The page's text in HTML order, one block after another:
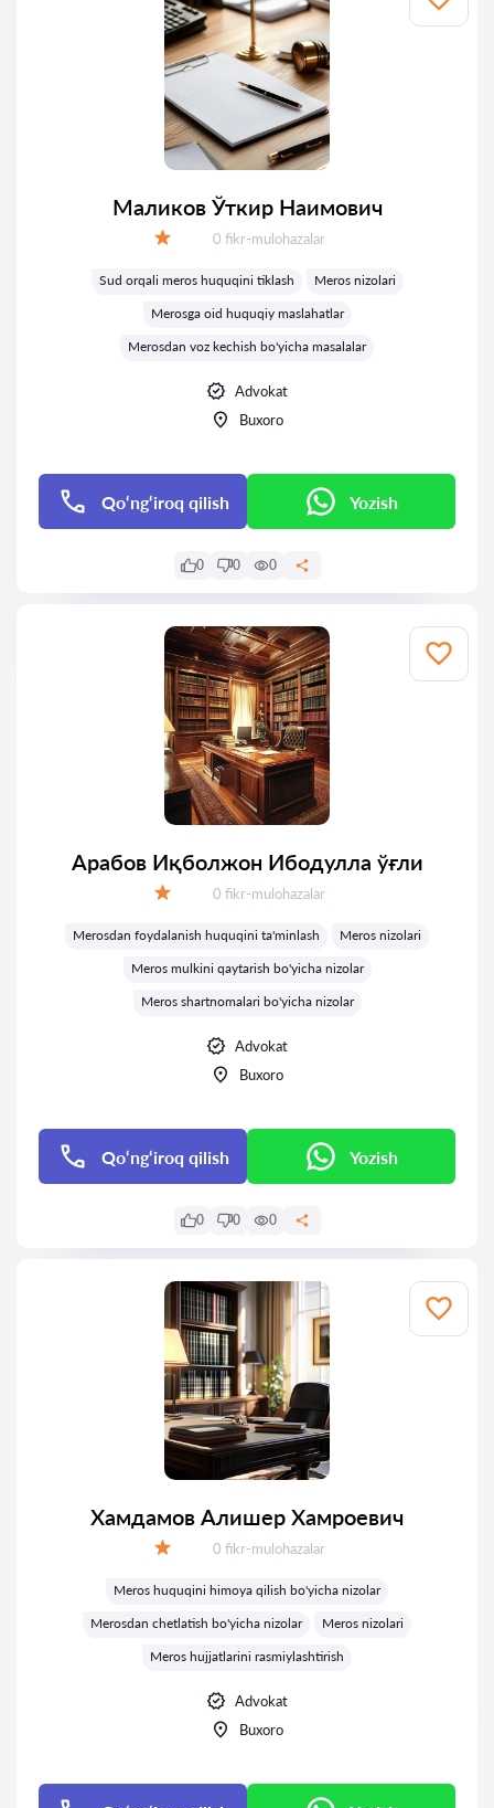
Маликов Ўткир Наимович
Fikrlar:
0 fikr-mulohazalar
Sud orqali meros huquqini tiklash
Meros nizolari
Merosga oid huquqiy maslahatlar
Merosdan voz kechish bo'yicha masalalar
Advokat
Buxoro
Qo‘ng‘iroq qilish Yozish
0 0 0
Арабов Иқболжон Ибодулла ўғли
Fikrlar:
0 fikr-mulohazalar
Merosdan foydalanish huquqini ta'minlash
Meros nizolari
Meros mulkini qaytarish bo'yicha nizolar
Meros shartnomalari bo'yicha nizolar
Advokat
Buxoro
Qo‘ng‘iroq qilish Yozish
0 0 0
Хамдамов Алишер Хамроевич
Fikrlar:
0 fikr-mulohazalar
Meros huquqini himoya qilish bo'yicha nizolar
Merosdan chetlatish bo'yicha nizolar
Meros nizolari
Meros hujjatlarini rasmiylashtirish
Advokat
Buxoro